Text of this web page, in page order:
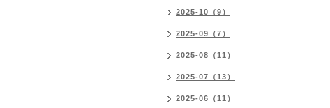
2025-10（9）
2025-09（7）
2025-08（11）
2025-07（13）
2025-06（11）